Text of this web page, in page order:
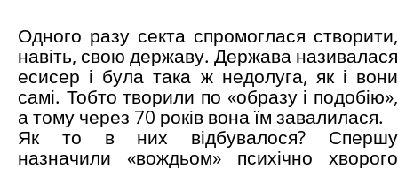
Одного разу секта спромоглася створити,
навіть, свою державу. Держава називалася
есисер і була така ж недолуга, як і вони
самі. Тобто творили по «образу і подобію»,
а тому через 70 років вона їм завалилася.
Як то в них відбувалося? Спершу
назначили «вождьом» психічно хворого